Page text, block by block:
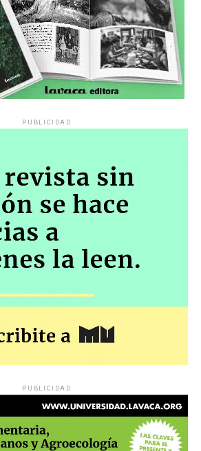
PUBLICIDAD
PUBLICIDAD